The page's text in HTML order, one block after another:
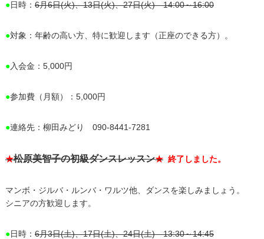
●日時： 6月6日(火)、13日(火)、27日(火) 14:00～16:00
●対象：年齢の高い方、特に歓迎します（正座のできる方）。
●入会金：5,000円
●参加費（月額）：5,000円
●連絡先：柳田みどり 090-8441-7281
★松原美智子の初級ダンスレッスン★終了しました。
マンボ・ジルバ・ルンバ・ワルツ他、ダンスを楽しみましょう。
シニアの方歓迎します。
●日時： 6月3日(土)、17日(土)、24日(土) 13:30～14:45